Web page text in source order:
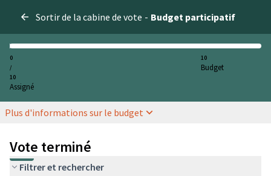
Sortir de la cabine de vote - Budget participatif
0
/
10
Assigné
10
Budget
Plus d'informations sur le budget
Vote terminé
Filtrer et rechercher